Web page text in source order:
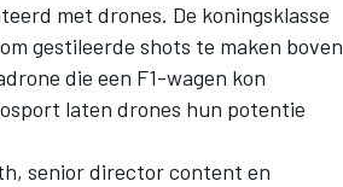
met drones. De koningsklasse
gestileerde shots te maken boven
die een F1-wagen kon
laten drones hun potentie
senior director content en